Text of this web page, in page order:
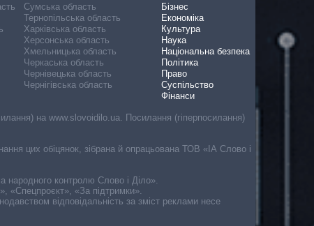
Сумська область
Тернопільська область
Харківська область
Херсонська область
Хмельницька область
Черкаська область
Чернівецька область
Чернігівська область
Бізнес
Економіка
Культура
Наука
Національна безпека
Політика
Право
Суспільство
Фінанси
на www.slovoidilo.ua. Посилання (гіперпосилання)
цих обіцянок, зібрана й опрацьована ТОВ «ІА Слово і
народного контролю Слово і Діло».
«Спецпроєкт», «За підтримки».
відповідальність за зміст реклами несе